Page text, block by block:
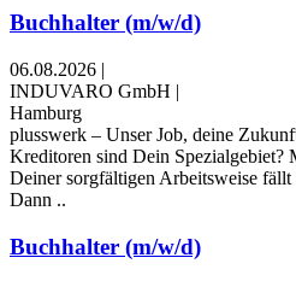
Buchhalter (m/w/d)
06.08.2026 |
INDUVARO GmbH |
Hamburg
plusswerk – Unser Job, deine
Kreditoren sind Dein Spezialgebiet?
Deiner sorgfältigen Arbeitsweise
Dann ..
Buchhalter (m/w/d)